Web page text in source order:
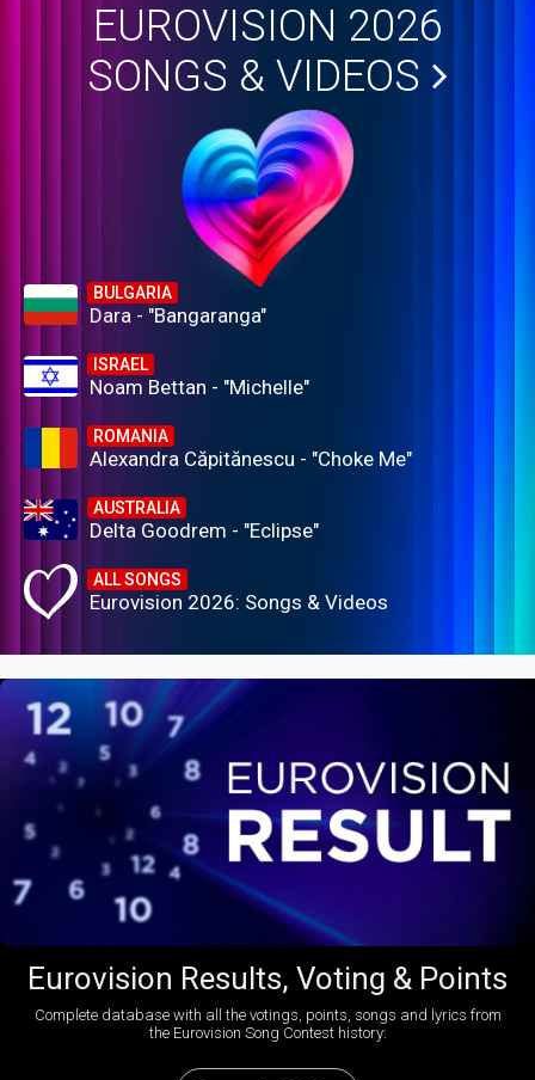
EUROVISION 2026
SONGS & VIDEOS
BULGARIA
Dara - "Bangaranga"
ISRAEL
Noam Bettan - "Michelle"
ROMANIA
Alexandra Căpitănescu - "Choke Me"
AUSTRALIA
Delta Goodrem - "Eclipse"
ALL SONGS
Eurovision 2026: Songs & Videos
Eurovision Results, Voting & Points
Complete database with all the votings, points, songs and lyrics from
the Eurovision Song Contest history: